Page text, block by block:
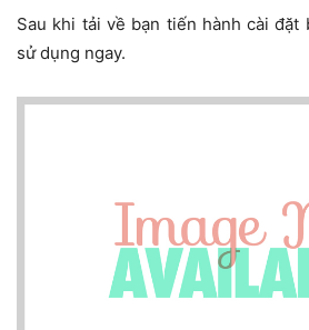
Sau khi tải về bạn tiến hành cài
sử dụng ngay.